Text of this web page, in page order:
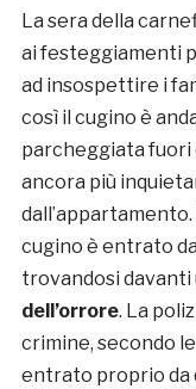
La sera della
ai festeggiamenti
ad insospettire i
così il cugino è
parcheggiata fuori
ancora più
cugino è entrato
trovandosi davanti
dell’orrore. La
crimine, secondo
entrato proprio da